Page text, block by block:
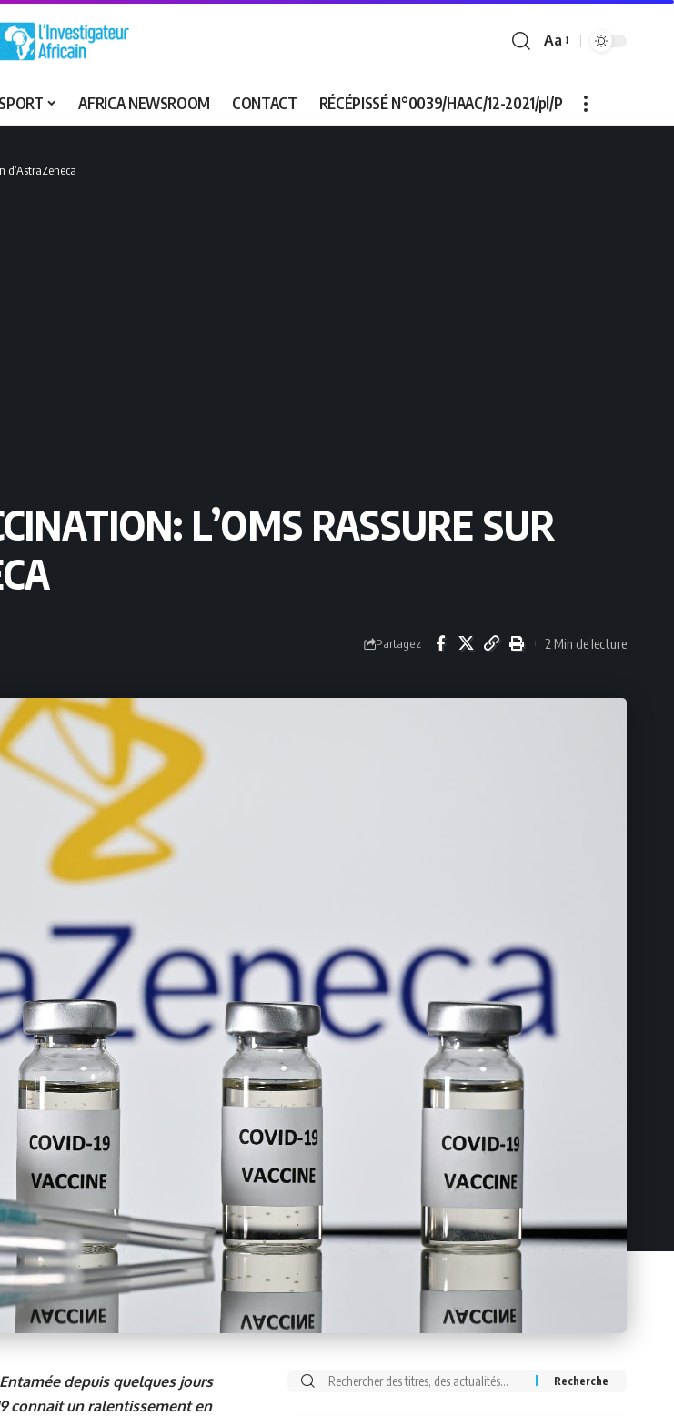
Font
Aa
SPORT AFRICA NEWSROOM CONTACT RÉCÉPISSÉ N°0039/HAAC/12-2021/pl/P
d’AstraZeneca
L’OMS RASSURE SUR
Partagez 2 Min de lecture
depuis quelques jours
connait un ralentissement en
Rechercher: